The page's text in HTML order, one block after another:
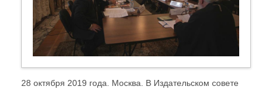
28 октября 2019 года. Москва. В Издательском совете